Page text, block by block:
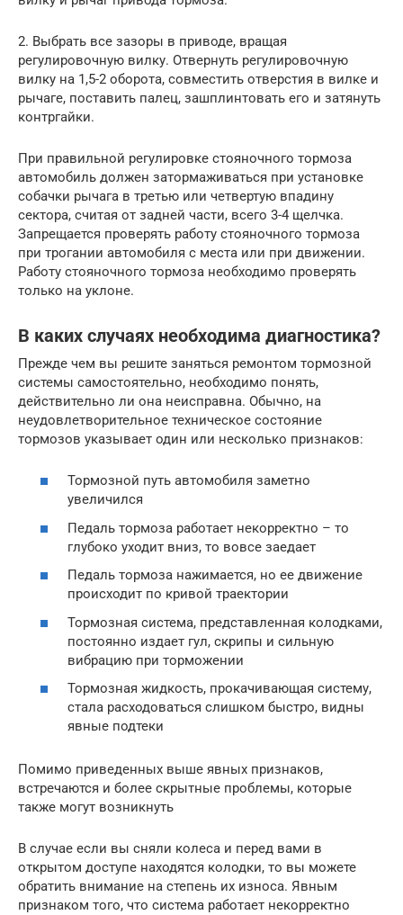
2. Выбрать все зазоры в приводе, вращая
регулировочную вилку. Отвернуть регулировочную
вилку на 1,5-2 оборота, совместить отверстия в вилке и
рычаге, поставить палец, зашплинтовать его и затянуть
контргайки.
При правильной регулировке стояночного тормоза
автомобиль должен затормаживаться при установке
собачки рычага в третью или четвертую впадину
сектора, считая от задней части, всего 3-4 щелчка.
Запрещается проверять работу стояночного тормоза
при трогании автомобиля с места или при движении.
Работу стояночного тормоза необходимо проверять
только на уклоне.
В каких случаях необходима диагностика?
Прежде чем вы решите заняться ремонтом тормозной
системы самостоятельно, необходимо понять,
действительно ли она неисправна. Обычно, на
неудовлетворительное техническое состояние
тормозов указывает один или несколько признаков:
Тормозной путь автомобиля заметно
увеличился
Педаль тормоза работает некорректно – то
глубоко уходит вниз, то вовсе заедает
Педаль тормоза нажимается, но ее движение
происходит по кривой траектории
Тормозная система, представленная колодками,
постоянно издает гул, скрипы и сильную
вибрацию при торможении
Тормозная жидкость, прокачивающая систему,
стала расходоваться слишком быстро, видны
явные подтеки
Помимо приведенных выше явных признаков,
встречаются и более скрытные проблемы, которые
также могут возникнуть
В случае если вы сняли колеса и перед вами в
открытом доступе находятся колодки, то вы можете
обратить внимание на степень их износа. Явным
признаком того, что система работает некорректно